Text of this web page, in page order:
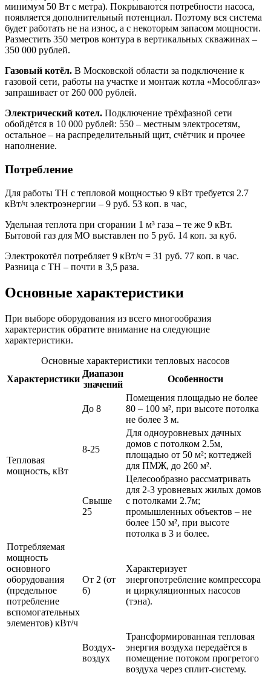
минимум 50 Вт с метра). Покрываются потребности насоса,
появляется дополнительный потенциал. Поэтому вся система
будет работать не на износ, а с некоторым запасом мощности.
Разместить 350 метров контура в вертикальных скважинах –
350 000 рублей.
Газовый котёл. В Московской области за подключение к
газовой сети, работы на участке и монтаж котла «Мособлгаз»
запрашивает от 260 000 рублей.
Электрический котел. Подключение трёхфазной сети
обойдётся в 10 000 рублей: 550 – местным электросетям,
остальное – на распределительный щит, счётчик и прочее
наполнение.
Потребление
Для работы ТН с тепловой мощностью 9 кВт требуется 2.7
кВт/ч электроэнергии – 9 руб. 53 коп. в час,
Удельная теплота при сгорании 1 м³ газа – те же 9 кВт.
Бытовой газ для МО выставлен по 5 руб. 14 коп. за куб.
Электрокотёл потребляет 9 кВт/ч = 31 руб. 77 коп. в час.
Разница с ТН – почти в 3,5 раза.
Основные характеристики
При выборе оборудования из всего многообразия
характеристик обратите внимание на следующие
характеристики.
Основные характеристики тепловых насосов
Характеристики
Диапазон
значений
Особенности
Тепловая
мощность, кВт
До 8
Помещения площадью не более
80 – 100 м², при высоте потолка
не более 3 м.
8-25
Для одноуровневых дачных
домов с потолком 2.5м,
площадью от 50 м²; коттеджей
для ПМЖ, до 260 м².
Свыше
25
Целесообразно рассматривать
для 2-3 уровневых жилых домов
с потолками 2.7м;
промышленных объектов – не
более 150 м², при высоте
потолка в 3 и более.
Потребляемая
мощность
основного
оборудования
(предельное
потребление
вспомогательных
элементов) кВт/ч
От 2 (от
6)
Характеризует
энергопотребление компрессора
и циркуляционных насосов
(тэна).
Воздух-
воздух
Трансформированная тепловая
энергия воздуха передаётся в
помещение потоком прогретого
воздуха через сплит-систему.